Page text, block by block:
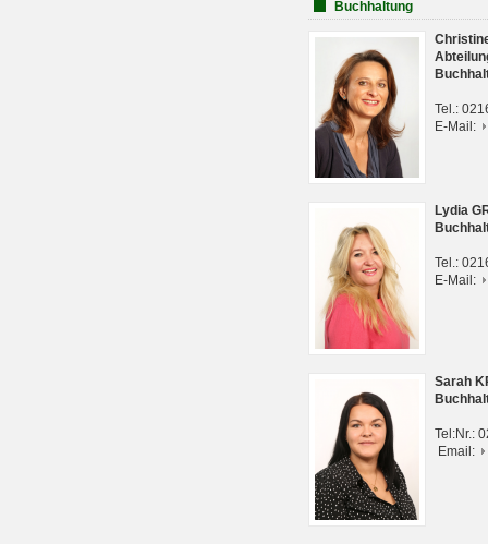
Buchhaltung
Tel.:
E-Mail:
Lydia
Tel.:
E-Mail:
Sarah
Tel:Nr.:
Email: